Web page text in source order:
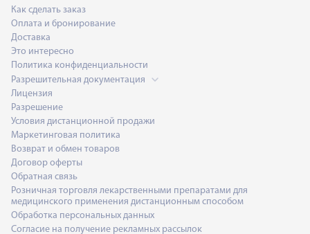
Как сделать заказ
Оплата и бронирование
Доставка
Это интересно
Политика конфиденциальности
Разрешительная документация
Лицензия
Разрешение
Условия дистанционной продажи
Маркетинговая политика
Возврат и обмен товаров
Договор оферты
Обратная связь
Розничная торговля лекарственными препаратами для
медицинского применения дистанционным способом
Обработка персональных данных
Согласие на получение рекламных рассылок